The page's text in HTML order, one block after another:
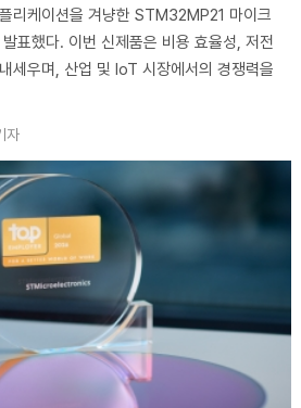
리케이션을 겨냥한 STM32MP21 마이크
표했다. 이번 신제품은 비용 효율성, 저전
세우며, 산업 및 IoT 시장에서의 경쟁력을
자